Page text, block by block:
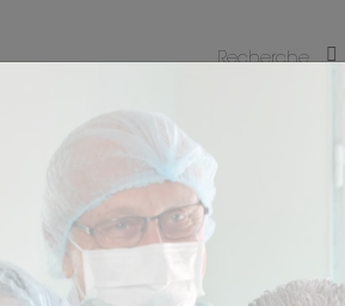
Connexion avec
LaGalaxy